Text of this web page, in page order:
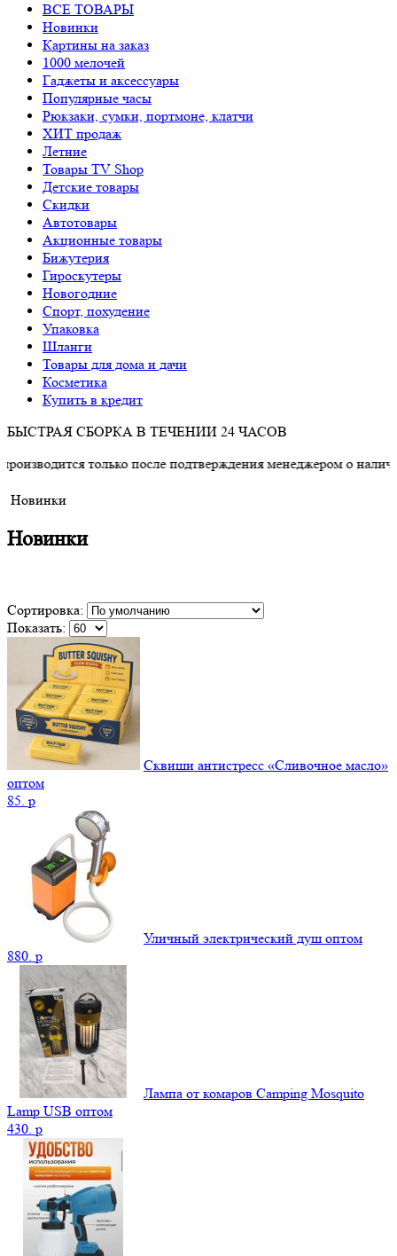
ВСЕ ТОВАРЫ
Новинки
Картины на заказ
1000 мелочей
Гаджеты и аксессуары
Популярные часы
Рюкзаки, сумки, портмоне, клатчи
ХИТ продаж
Летние
Товары TV Shop
Детские товары
Cкидки
Автотовары
Акционные товары
Бижутерия
Гироскутеры
Новогодние
Спорт, похудение
Упаковка
Шланги
Товары для дома и дачи
Косметика
Купить в кредит
БЫСТРАЯ СБОРКА В ТЕЧЕНИИ 24 ЧАСОВ
только после подтверждения менеджером о наличии товара.
Новинки
Новинки
Сортировка:
Показать:
Сквиши антистресс «Сливочное масло»
оптом
85. p
Уличный электрический душ оптом
880. p
Лампа от комаров Camping Mosquito
Lamp USB оптом
430. p